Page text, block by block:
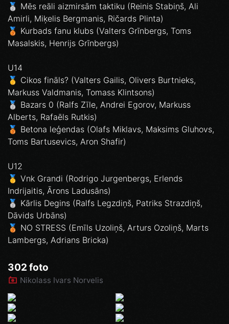
🥈 Mēs reāli aizmirsām taktiku (Reinis Stabiņš, Ali
Amirli, Miķelis Bergmanis, Ričards Plinta)
🥉 Kurbads fanu klubs (Valters Grīnbergs, Toms
Masalskis, Henrijs Grīnbergs)
U14
🥇 Cikos fināls? (Valters Gailis, Olivers Burtnieks,
Markuss Valdmanis, Tomass Klintsons)
🥈 Bazars 0 (Ralfs Zīle, Andrei Egorov, Markuss
Alberts, Rafaēls Rutkis)
🥉 Betona leģendas (Olafs Miklavs, Maksims Gluhovs,
Toms Bartusevics, Aron Shafir)
U12
🥇 Vnk Grandi (Rodrigo Jurgenbergs, Erlends
Indrijaitis, Ārons Ladusāns)
🥈 Kārlis Degins (Ralfs Legzdiņš, Patriks Strazdiņš,
Dāvids Urbāns)
🥉 NO STRESS (Emīls Uzoliņš, Arturs Ozoliņš, Marts
Lambergs, Adrians Bricka)
302 foto
Nikolass Ivars Norvelis